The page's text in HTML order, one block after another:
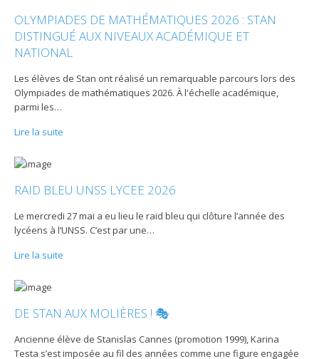
OLYMPIADES DE MATHÉMATIQUES 2026 : STAN
DISTINGUÉ AUX NIVEAUX ACADÉMIQUE ET
NATIONAL
Les élèves de Stan ont réalisé un remarquable parcours lors des
Olympiades de mathématiques 2026. À l'échelle académique,
parmi les…
Lire la suite
RAID BLEU UNSS LYCEE 2026
Le mercredi 27 mai a eu lieu le raid bleu qui clôture l’année des
lycéens à l’UNSS. C’est par une…
Lire la suite
DE STAN AUX MOLIÈRES ! 🎭
Ancienne élève de Stanislas Cannes (promotion 1999), Karina
Testa s’est imposée au fil des années comme une figure engagée